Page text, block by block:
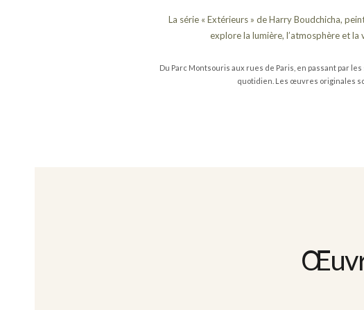
La série « Extérieurs » de Harry Boudchicha,
explore la lumière, l’atmosphère et la
Du Parc Montsouris aux rues de Paris, en passant par
quotidien. Les œuvres originales